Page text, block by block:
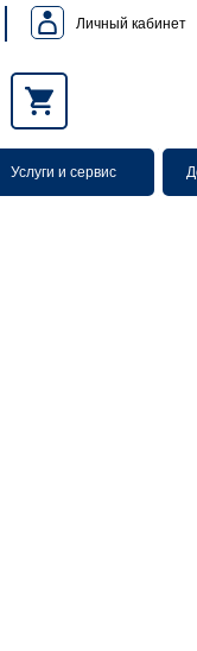
Личный кабинет
Услуги и сервис